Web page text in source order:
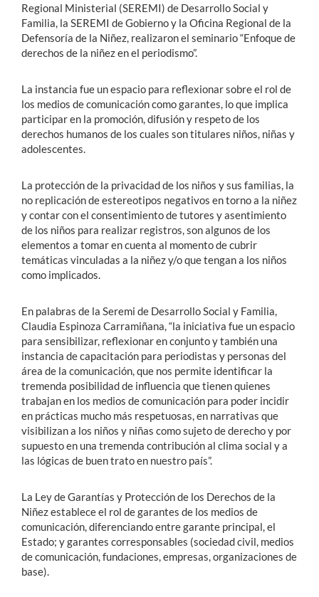
Regional Ministerial (SEREMI) de Desarrollo Social y
Familia, la SEREMI de Gobierno y la Oficina Regional de la
Defensoría de la Niñez, realizaron el seminario “Enfoque de
derechos de la niñez en el periodismo”.
La instancia fue un espacio para reflexionar sobre el rol de
los medios de comunicación como garantes, lo que implica
participar en la promoción, difusión y respeto de los
derechos humanos de los cuales son titulares niños, niñas y
adolescentes.
La protección de la privacidad de los niños y sus familias, la
no replicación de estereotipos negativos en torno a la niñez
y contar con el consentimiento de tutores y asentimiento
de los niños para realizar registros, son algunos de los
elementos a tomar en cuenta al momento de cubrir
temáticas vinculadas a la niñez y/o que tengan a los niños
como implicados.
En palabras de la Seremi de Desarrollo Social y Familia,
Claudia Espinoza Carramiñana, “la iniciativa fue un espacio
para sensibilizar, reflexionar en conjunto y también una
instancia de capacitación para periodistas y personas del
área de la comunicación, que nos permite identificar la
tremenda posibilidad de influencia que tienen quienes
trabajan en los medios de comunicación para poder incidir
en prácticas mucho más respetuosas, en narrativas que
visibilizan a los niños y niñas como sujeto de derecho y por
supuesto en una tremenda contribución al clima social y a
las lógicas de buen trato en nuestro país”.
La Ley de Garantías y Protección de los Derechos de la
Niñez establece el rol de garantes de los medios de
comunicación, diferenciando entre garante principal, el
Estado; y garantes corresponsables (sociedad civil, medios
de comunicación, fundaciones, empresas, organizaciones de
base).